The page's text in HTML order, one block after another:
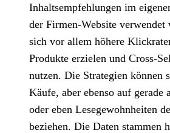
Inhaltsempfehlungen im
der Firmen-Website verwendet
sich vor allem höhere
Produkte erzielen und Cross-
nutzen. Die Strategien können
Käufe, aber ebenso auf gerade
oder eben Lesegewohnheiten
beziehen. Die Daten stammen